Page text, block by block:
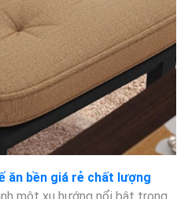
ăn bền giá rẻ chất lượng